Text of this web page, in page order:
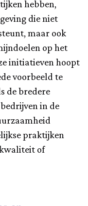
hebben,
die niet
maar ook
op het
initiatieven hoopt
voorbeeld te
de bredere
in de
praktijken
kwaliteit of